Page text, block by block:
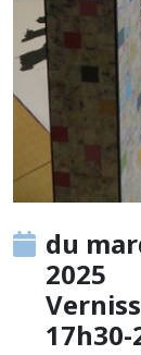
du
2025
17h30-